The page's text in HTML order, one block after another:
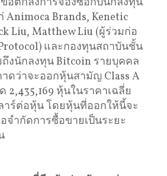
Animoca Brands, Kenetic
Liu, Matthew Liu (ผู้ร่วมก่อ
และกองทุนสถาบันชั้น
งนักลงทุน Bitcoin รายบุคคล
าดว่าจะออกหุ้นสามัญ Class A
2,435,169 หุ้นในราคาเฉลี่ย
าร์ต่อหุ้น โดยหุ้นที่ออกให้นี้จะ
จำกัดการซื้อขายเป็นระยะ